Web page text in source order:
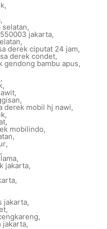
,
,
,
jakarta,
,
derek ciputat 24 jam,
derek condet,
gendong bambu apus,
,
,
,
,
derek mobil hj nawi,
,
,
mobilindo,
,
,
,
,
jakarta,
,
jakarta,
,
,
jakarta,